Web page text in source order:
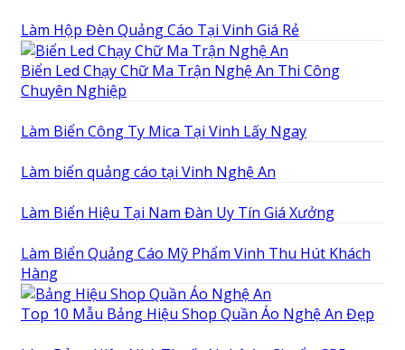
Làm Hộp Đèn Quảng Cáo Tại Vinh Giá Rẻ
Biển Led Chạy Chữ Ma Trận Nghệ An Thi Công
Chuyên Nghiệp
Làm Biển Công Ty Mica Tại Vinh Lấy Ngay
Làm biển quảng cáo tại Vinh Nghệ An
Làm Biển Hiệu Tại Nam Đàn Uy Tín Giá Xưởng
Làm Biển Quảng Cáo Mỹ Phẩm Vinh Thu Hút Khách
Hàng
Top 10 Mẫu Bảng Hiệu Shop Quần Áo Nghệ An Đẹp